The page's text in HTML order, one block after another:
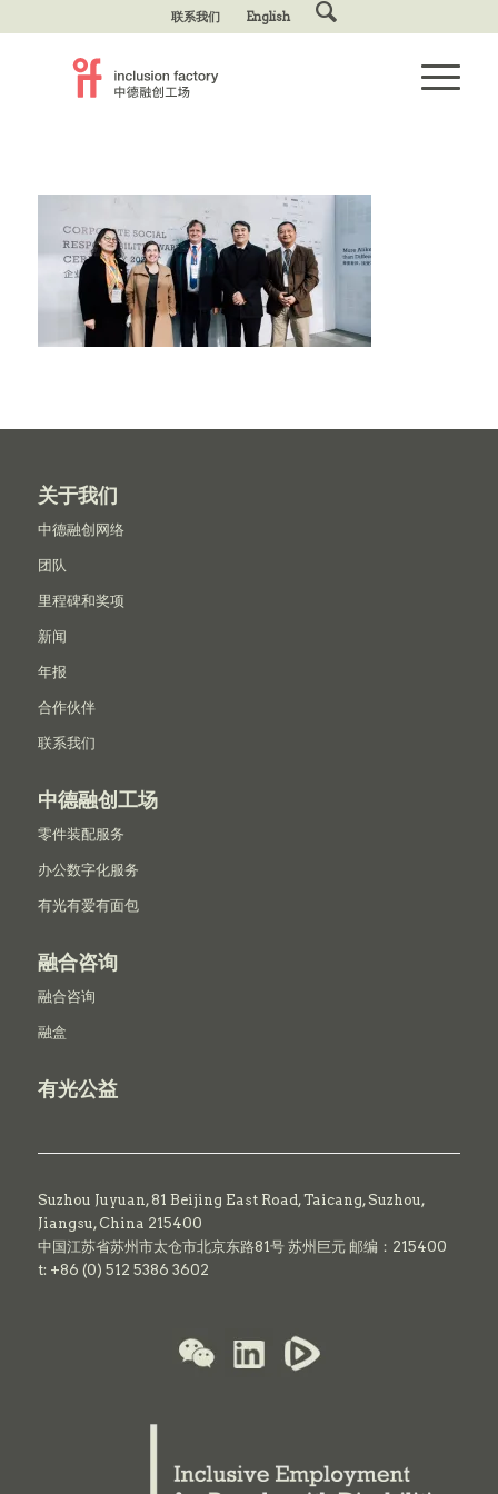
联系我们 English
关于我们
中德融创网络
团队
里程碑和奖项
新闻
年报
合作伙伴
联系我们
中德融创工场
零件装配服务
办公数字化服务
有光有爱有面包
融合咨询
融合咨询
融盒
有光公益
Suzhou Juyuan, 81 Beijing East Road,Taicang,Suzhou,
Jiangsu, China 215400
中国江苏省苏州市太仓市北京东路81号 苏州巨元 邮编：215400
t: +86 (0) 512 5386 3602